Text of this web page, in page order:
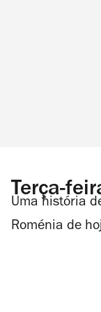
Terça-
Uma história
Roménia de